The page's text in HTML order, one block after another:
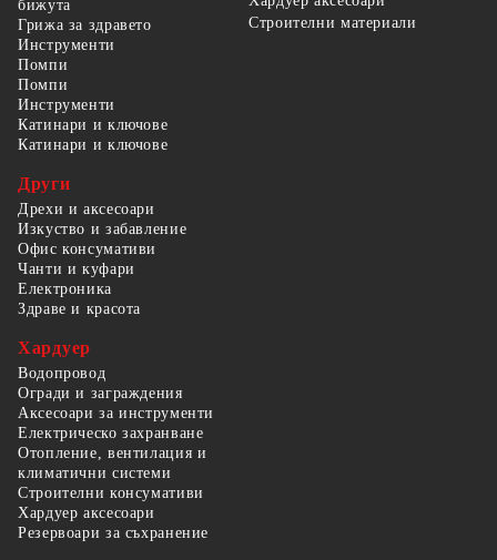
бижута
Грижа за здравето
Строителни материали
Инструменти
Помпи
Помпи
Инструменти
Катинари и ключове
Катинари и ключове
Други
Дрехи и аксесоари
Изкуство и забавление
Офис консумативи
Чанти и куфари
Електроника
Здраве и красота
Хардуер
Водопровод
Огради и заграждения
Аксесоари за инструменти
Електрическо захранване
Отопление, вентилация и
климатични системи
Строителни консумативи
Хардуер аксесоари
Резервоари за съхранение